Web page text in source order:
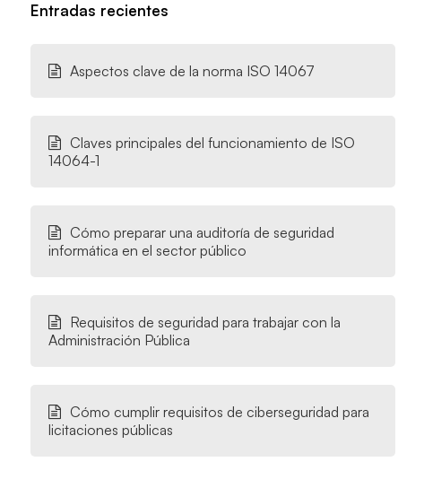
Entradas recientes
Aspectos clave de la norma ISO 14067
Claves principales del funcionamiento de ISO
14064-1
Cómo preparar una auditoría de seguridad
informática en el sector público
Requisitos de seguridad para trabajar con la
Administración Pública
Cómo cumplir requisitos de ciberseguridad para
licitaciones públicas